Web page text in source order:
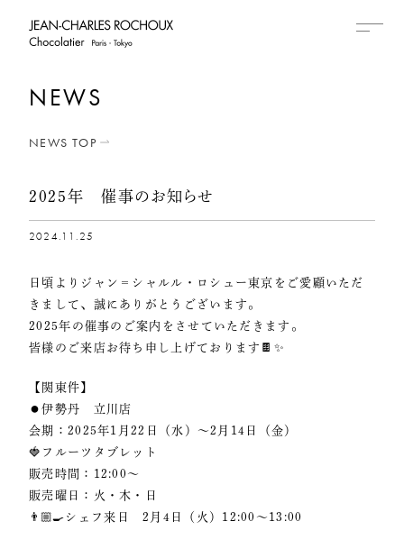
NEWS
NEWS TOP
2025年 催事のお知らせ
2024.11.25
日頃よりジャン＝シャルル・ロシュー東京をご愛顧いただ
きまして、誠にありがとうございます。
2025年の催事のご案内をさせていただきます。
皆様のご来店お待ち申し上げております🍫✨
【関東件】
⚫︎伊勢丹 立川店
会期：2025年1月22日（水）～2月14日（金）
🍓フルーツタブレット
販売時間：12:00〜
販売曜日：火・木・日
👨🏼‍🍳シェフ来日 2月4日（火）12:00〜13:00